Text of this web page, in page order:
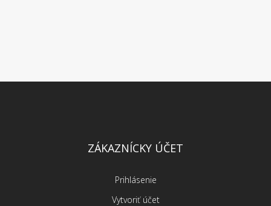
ZÁKAZNÍCKY ÚČET
Prihlásenie
Vytvoriť účet